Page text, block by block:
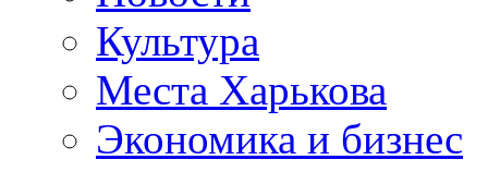
Культура
Места Харькова
Экономика и бизнес